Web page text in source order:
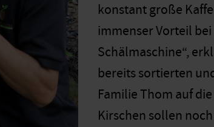
konstant große
immenser Vorteil
Schälmaschine“,
bereits sortierten
Familie Thom auf
Kirschen sollen